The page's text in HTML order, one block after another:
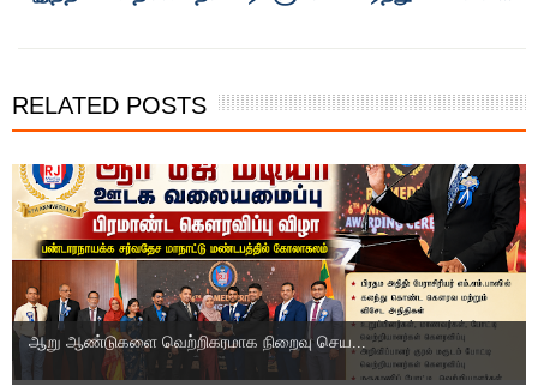
RELATED POSTS
ஆறு ஆண்டுகளை வெற்றிகரமாக நிறைவு செய...